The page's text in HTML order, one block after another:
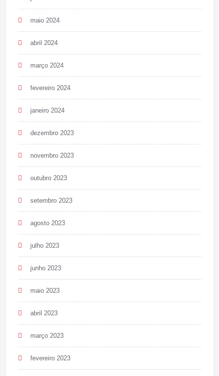
maio 2024
abril 2024
março 2024
fevereiro 2024
janeiro 2024
dezembro 2023
novembro 2023
outubro 2023
setembro 2023
agosto 2023
julho 2023
junho 2023
maio 2023
abril 2023
março 2023
fevereiro 2023